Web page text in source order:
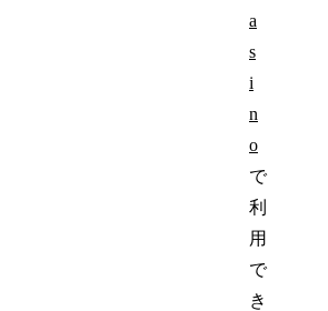
a
s
i
n
o
で
利
用
で
き